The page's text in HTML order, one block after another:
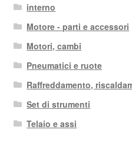
interno
Motore - parti e accessori
Motori, cambi
Pneumatici e ruote
Raffreddamento,
Set di strumenti
Telaio e assi